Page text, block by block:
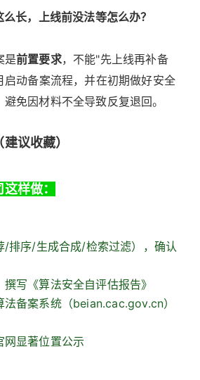
长，上线前没法等怎么办？
是前置要求，不能"先上线再补备
动备案流程，并在初期做好安全
免因材料不全导致反复退回。
议收藏）
样做：
/排序/生成合成/检索过滤），确认
写《算法安全自评估报告》
备案系统（beian.cac.gov.cn）
网显著位置公示